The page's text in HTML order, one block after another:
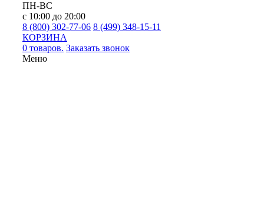
ПН-ВС
с 10:00 до 20:00
8 (800) 302-77-06 8 (499) 348-15-11
КОРЗИНА
0 товаров. Заказать звонок
Меню